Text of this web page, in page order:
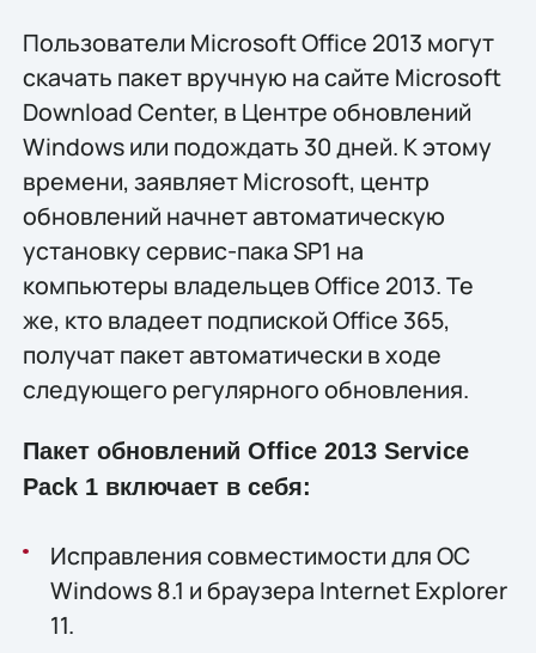
Пользователи Microsoft Office 2013 могут
скачать пакет вручную на сайте Microsoft
Download Center, в Центре обновлений
Windows или подождать 30 дней. К этому
времени, заявляет Microsoft, центр
обновлений начнет автоматическую
установку сервис-пака SP1 на
компьютеры владельцев Office 2013. Те
же, кто владеет подпиской Office 365,
получат пакет автоматически в ходе
следующего регулярного обновления.
Пакет обновлений Office 2013 Service
Pack 1 включает в себя:
Исправления совместимости для ОС
Windows 8.1 и браузера Internet Explorer
11.